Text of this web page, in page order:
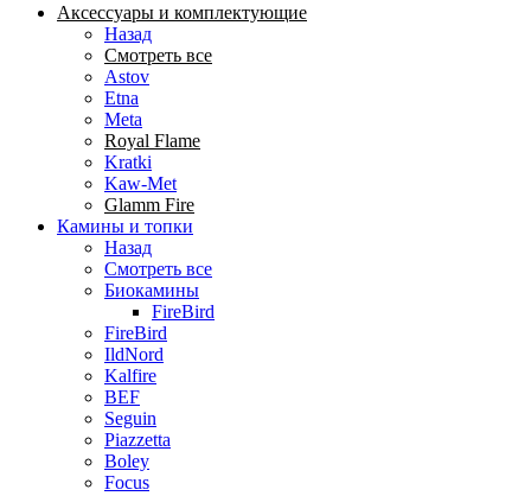
Аксессуары и комплектующие
Назад
Смотреть все
Astov
Etna
Meta
Royal Flame
Kratki
Kaw-Met
Glamm Fire
Камины и топки
Назад
Смотреть все
Биокамины
FireBird
FireBird
IldNord
Kalfire
BEF
Seguin
Piazzetta
Boley
Focus